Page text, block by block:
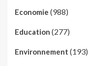
Economie (988)
Education (277)
Environnement (193)